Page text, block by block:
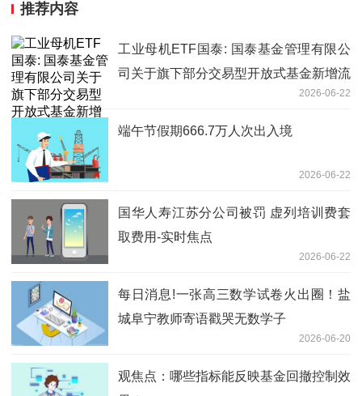
推荐内容
工业母机ETF国泰: 国泰基金管理有限公
司关于旗下部分交易型开放式基金新增流
2026-06-22
端午节假期666.7万人次出入境
2026-06-22
国华人寿江苏分公司被罚 虚列培训费套
取费用-实时焦点
2026-06-22
每日消息!一张高三数学试卷火出圈！盐
城阜宁教师寄语戳哭无数学子
2026-06-20
观焦点：哪些指标能反映基金回撤控制效